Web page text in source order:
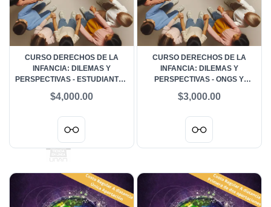
CURSO DERECHOS DE LA
INFANCIA: DILEMAS Y
PERSPECTIVAS - ESTUDIANTES
CURSO CONVENCIÓN SOBRE
$4,000.00
CURSO DERECHOS DE LA
INFANCIA: DILEMAS Y
PERSPECTIVAS - ONGS Y
$3,000.00